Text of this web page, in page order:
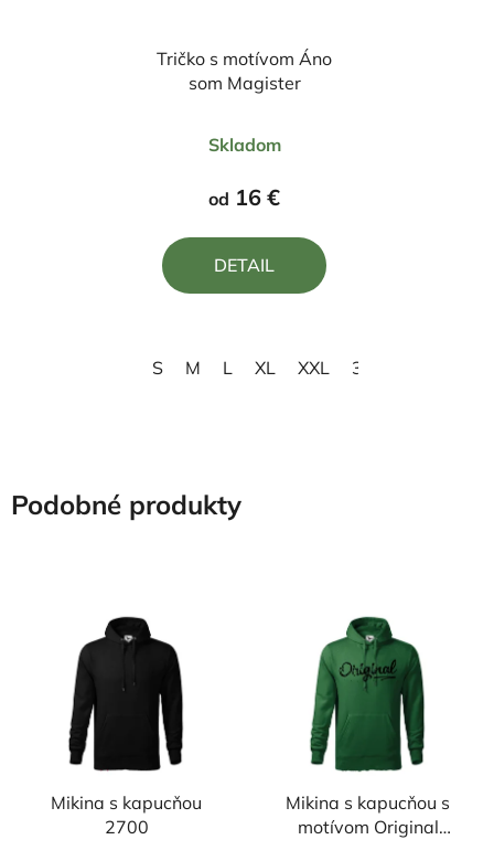
Tričko s motívom Áno
som Magister
hodnotenie
produktu
5,0
z
Skladom
od 16 €
DETAIL
S M L XL XXL 3XL
Podobné produkty
Mikina s kapucňou
2700
Mikina s kapucňou s
motívom Original